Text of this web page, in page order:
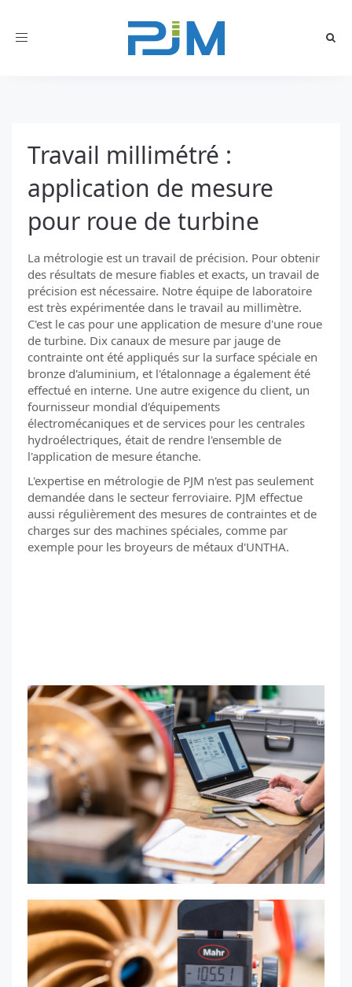
Toggle
Travail millimétré :
application de mesure
pour roue de turbine
La métrologie est un travail de précision. Pour obtenir
des résultats de mesure fiables et exacts, un travail de
précision est nécessaire. Notre équipe de laboratoire
est très expérimentée dans le travail au millimètre.
C'est le cas pour une application de mesure d'une roue
de turbine. Dix canaux de mesure par jauge de
contrainte ont été appliqués sur la surface spéciale en
bronze d'aluminium, et l'étalonnage a également été
effectué en interne. Une autre exigence du client, un
fournisseur mondial d'équipements
électromécaniques et de services pour les centrales
hydroélectriques, était de rendre l'ensemble de
l'application de mesure étanche.
L'expertise en métrologie de PJM n'est pas seulement
demandée dans le secteur ferroviaire. PJM effectue
aussi régulièrement des mesures de contraintes et de
charges sur des machines spéciales, comme par
exemple pour les broyeurs de métaux d'UNTHA.